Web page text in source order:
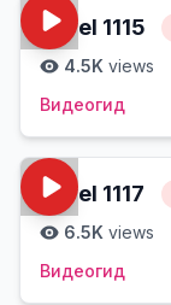
Level 1115
4.5K views
Видеогид
Level 1117
6.5K views
Видеогид